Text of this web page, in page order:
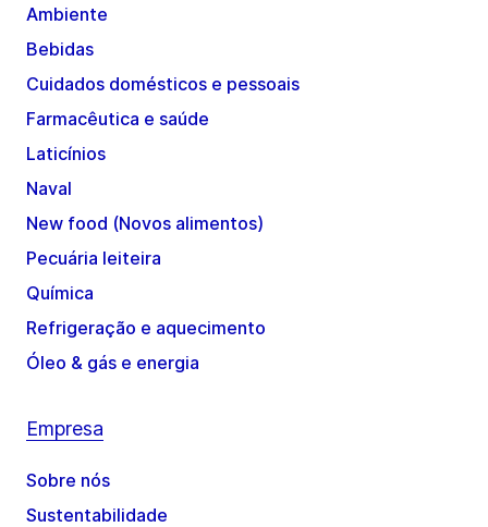
Ambiente
Bebidas
Cuidados domésticos e pessoais
Farmacêutica e saúde
Laticínios
Naval
New food (Novos alimentos)
Pecuária leiteira
Química
Refrigeração e aquecimento
Óleo & gás e energia
Empresa
Sobre nós
Sustentabilidade